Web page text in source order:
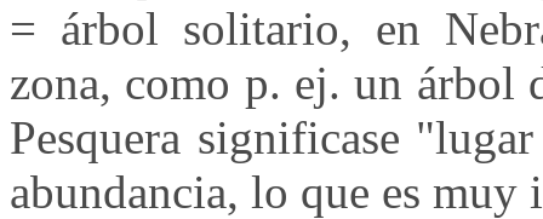
= árbol solitario, en
zona, como p. ej. un árbol
Pesquera significase
abundancia, lo que es muy